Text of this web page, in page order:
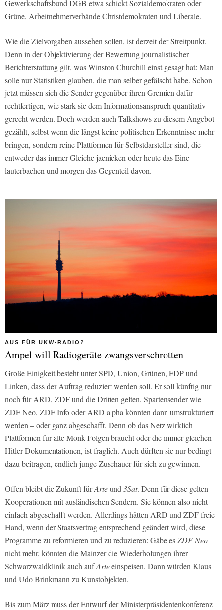
Gewerkschaftsbund DGB etwa schickt Sozialdemokraten oder
Grüne, Arbeitnehmerverbände Christdemokraten und Liberale.
Wie die Zielvorgaben aussehen sollen, ist derzeit der Streitpunkt.
Denn in der Objektivierung der Bewertung journalistischer
Berichterstattung gilt, was Winston Churchill einst gesagt hat: Man
solle nur Statistiken glauben, die man selber gefälscht habe. Schon
jetzt müssen sich die Sender gegenüber ihren Gremien dafür
rechtfertigen, wie stark sie dem Informationsanspruch quantitativ
gerecht werden. Doch werden auch Talkshows zu diesem Angebot
gezählt, selbst wenn die längst keine politischen Erkenntnisse mehr
bringen, sondern reine Plattformen für Selbstdarsteller sind, die
entweder das immer Gleiche jaenicken oder heute das Eine
lauterbachen und morgen das Gegenteil davon.
AUS FÜR UKW-RADIO?
Ampel will Radiogeräte zwangsverschrotten
Große Einigkeit besteht unter SPD, Union, Grünen, FDP und
Linken, dass der Auftrag reduziert werden soll. Er soll künftig nur
noch für ARD, ZDF und die Dritten gelten. Spartensender wie
ZDF Neo, ZDF InfooderARD alpha könnten dann umstrukturiert
werden – oder ganz abgeschafft. Denn ob das Netz wirklich
Plattformen für alte Monk-Folgen braucht oder die immer gleichen
Hitler-Dokumentationen, ist fraglich. Auch dürften sie nur bedingt
dazu beitragen, endlich junge Zuschauer für sich zu gewinnen.
Offen bleibt die Zukunft fürArteund 3Sat. Denn für diese gelten
Kooperationen mit ausländischen Sendern. Sie können also nicht
einfach abgeschafft werden. Allerdings hätten ARD und ZDF freie
Hand, wenn der Staatsvertrag entsprechend geändert wird, diese
Programme zu reformieren und zu reduzieren: Gäbe esZDF Neo
nicht mehr, könnten die Mainzer die Wiederholungen ihrer
Schwarzwaldklinik auch aufArteeinspeisen. Dann würden Klaus
und Udo Brinkmann zu Kunstobjekten.
Bis zum März muss der Entwurf der Ministerpräsidentenkonferenz